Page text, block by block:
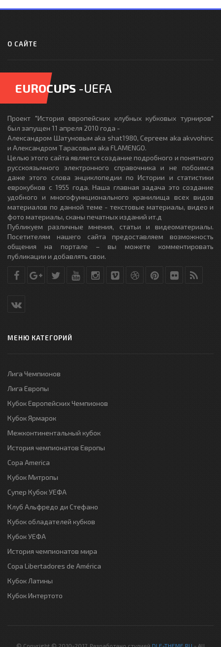
О САЙТЕ
EUROCUPS -UEFA
Проект "История европейских клубных кубковых турниров"
был запущен 11 апреля 2010 года -
Александром Шатуновым aka shat1980, Сергеем aka akvvohinc
и Александром Тарасовым aka FLAMENGO.
Целью этого сайта является создание подробного и понятного
русскоязычного электронного справочника и не побоимся
даже этого слова энциклопедии по Истории и статистики
еврокубков с 1955 года. Наша главная задача это создание
удобного и многофункционального хранилища всех видов
материалов по данной теме - текстовые материалы, видео и
фото материалы, сканы печатных изданий ит.д
Публикуем различные мнения, статьи и видеоматериалы.
Посетителям нашего сайта предоставляем возможность
общения на портале – вы можете комментировать
публикации и добавлять свои.
МЕНЮ КАТЕГОРИЙ
Лига Чемпионов
Лига Европы
Кубок Европейских Чемпионов
Кубок Ярмарок
Межконтинентальный кубок
История чемпионатов Европы
Copa America
Кубок Митропы
Супер Кубок УЕФА
Клуб Альфредо ди Стефано
Кубок обладателей кубков
Кубок УЕФА
История чемпионатов мира
Copa Libertadores de América
Кубок Латины
Кубок Интертото
© Copyright © 2010-2017. Разработано студией DLE-THEME.RU - All